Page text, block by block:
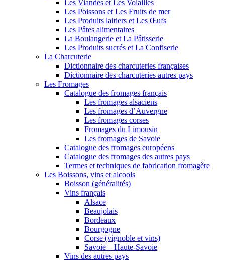
Les Viandes et Les Volailles
Les Poissons et Les Fruits de mer
Les Produits laitiers et Les Œufs
Les Pâtes alimentaires
La Boulangerie et La Pâtisserie
Les Produits sucrés et La Confiserie
La Charcuterie
Dictionnaire des charcuteries françaises
Dictionnaire des charcuteries autres pays
Les Fromages
Catalogue des fromages français
Les fromages alsaciens
Les fromages d’Auvergne
Les fromages corses
Fromages du Limousin
Les fromages de Savoie
Catalogue des fromages européens
Catalogue des fromages des autres pays
Termes et techniques de fabrication fromagère
Les Boissons, vins et alcools
Boisson (généralités)
Vins français
Alsace
Beaujolais
Bordeaux
Bourgogne
Corse (vignoble et vins)
Savoie – Haute-Savoie
Vins des autres pays